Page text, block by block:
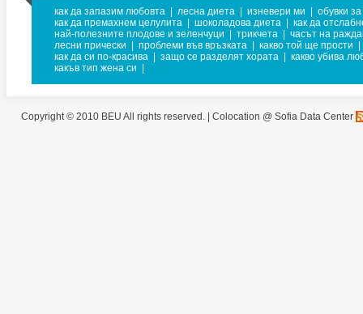
как да запазим любовта лесна диета изневери ми
обувки
как да премахнем целулита
шоколадова диета
как да
най-полезните плодове и зеленчуци
трикчета
часът на
лесни прически
проблеми във връзката какво той ще прости
как да си по-красива
защо се разделят хората
какво убива
какъв тип жена си
Copyright © 2010 BEU All rights reserved. | Colocation @ Sofia Data Center